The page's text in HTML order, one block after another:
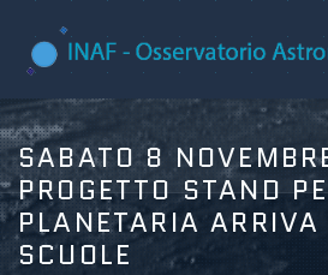
SABATO 8
PROGETTO STAND
PLANETARIA ARRIVA
SCUOLE